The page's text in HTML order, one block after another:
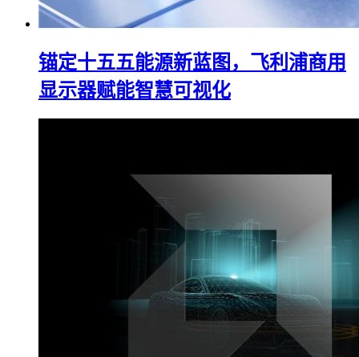
锚定十五五能源新蓝图，飞利浦商用
显示器赋能智慧可视化